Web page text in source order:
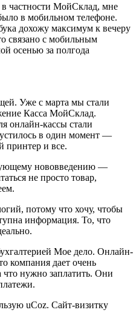
частности МойСклад, мне
в мобильном телефоне.
дохожу максимум к вечеру
связано с мобильным
осенью за полгода
Уже с марта мы стали
Касса МойСклад.
онлайн-кассы стали
в один момент —
принтер и все.
нововведению —
не просто товар,
потому что хочу, чтобы
информация. То, что
Мое дело. Онлайн-
компания дает очень
нужно заплатить. Они
uCoz. Сайт-визитку